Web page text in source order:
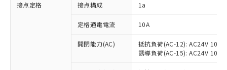
接点定格 接点構成 1a
定格通電電流 10A
開閉能力(AC)
抵抗負荷(AC-12): AC24V 10A/
誘導負荷(AC-15): AC24V
本サービスは、当社制御機器事業取扱
商品の当社在庫状況および標準価格
(税抜)を提供させていただくもので
当社制御機器事業取扱商品の中には、
本サービスの対象外となる商品もある
調査・確認中：EU RoHS指令（10物質）の
非含有の対応状況を調査中または確認中の
非該当品：ライセンス料など無形物で、有
害物質有無と関係のない商品です。
仕入先様の事情により、非含有部品として
「○」：最大均質材料含有率が中国RoHSの
基準値以下であることを示します。
「×」：最大均質材料含有率が中国RoHSの